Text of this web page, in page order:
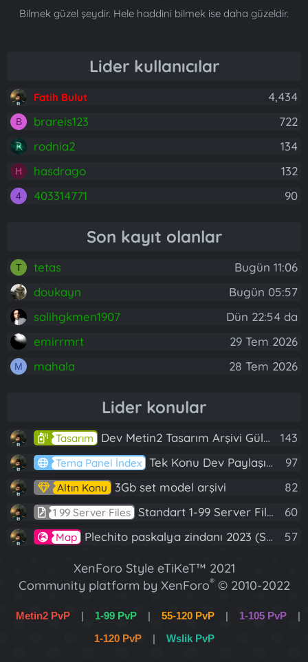
Bilmek güzel şeydir. Hele haddini bilmek ise daha güzeldir.
Lider kullanıcılar
Fatih Bulut 4,434
B brareis123
722
rodnia2
134
H hasdrago 132
4 403314771 90
Son kayıt olanlar
T tetas
Bugün 11:06
doukayn
Bugün 05:57
salihgkmen1907
Dün 22:54 da
emirrmrt
29 Tem 2026
M mahala 28 Tem 2026
Lider konular
Tasarım Dev Metin2 Tasarım Arşivi Güle Güle Kullanın 143
Tema Panel İndex Tek Konu Dev Paylaşım 10 Adet Server Tanıtım İndex 97
Altın Konu 3Gb set model arşivi 82
1 99 Server Files Standart 1-99 Server Files 60
Map Plechito paskalya zindanı 2023 (Spring Sanctuary dungeon) 57
XenForo Style eTiKeT™ 2021
Community platform by XenForo® © 2010-2022
[XGT] Forum statistics system- XenGenTr
Metin2 PvP | 1-99 PvP | 55-120 PvP | 1-105 PvP
|
1-120 PvP
| Wslik PvP